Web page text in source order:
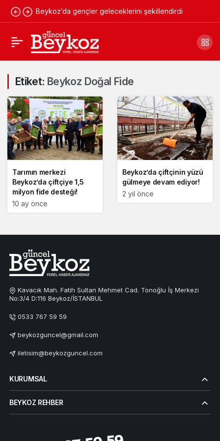
Beykoz’da gençler geleceklerini şekillendirdi
Etiket: Beykoz Doğal Fide
Tarımın merkezi
Beykoz’da çiftçiye 1,5
milyon fide desteği!
10 ay önce
Beykoz’da çiftçinin yüzü
gülmeye devam ediyor!
2 yıl önce
Kavacık Mah. Fatih Sultan Mehmet Cad. Tonoğlu İş Merkezi
No:3/4 D:116 Beykoz/İSTANBUL
0533 767 59 59
beykozguncel@gmail.com
iletisim@beykozguncel.com
KURUMSAL
BEYKOZ REHBER